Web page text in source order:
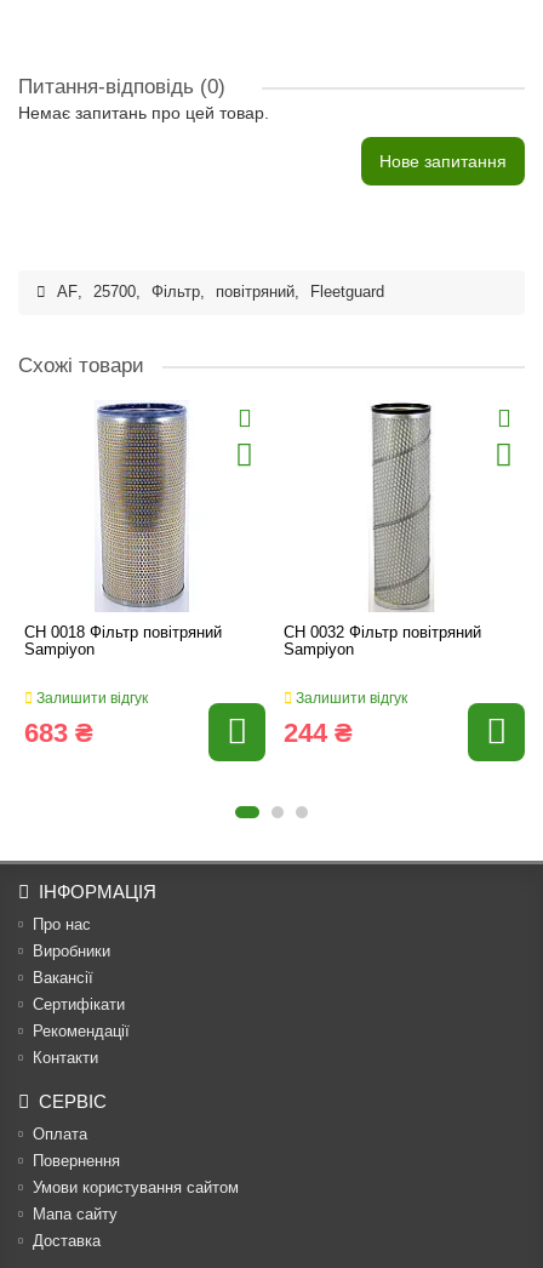
Питання-відповідь (0)
Немає запитань про цей товар.
Нове запитання
AF, 25700, Фільтр, повітряний, Fleetguard
Схожі товари
CH 0018 Фільтр повітряний
Sampiyon
Залишити відгук
683 ₴
CH 0032 Фільтр повітряний
Sampiyon
Залишити відгук
244 ₴
ІНФОРМАЦІЯ
Про нас
Виробники
Вакансії
Сертифікати
Рекомендації
Контакти
СЕРВІС
Оплата
Повернення
Умови користування сайтом
Мапа сайту
Доставка